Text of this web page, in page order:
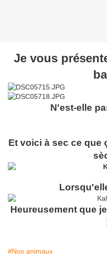
Je vous
N'est-elle
Et voici à sec ce que
Heureusement que
#Nos animaux